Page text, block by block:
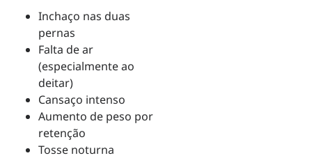
Inchaço nas duas
pernas
Falta de ar
(especialmente ao
deitar)
Cansaço intenso
Aumento de peso por
retenção
Tosse noturna